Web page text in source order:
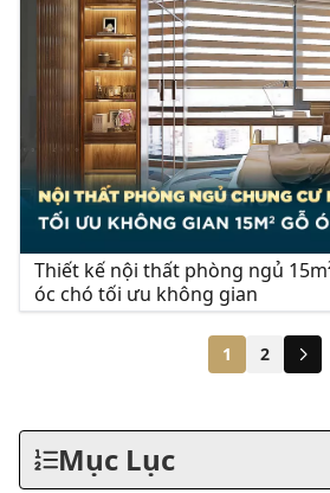
Thiết kế nội thất phòng ngủ
óc chó tối ưu không gian
1 2
Mục Lục